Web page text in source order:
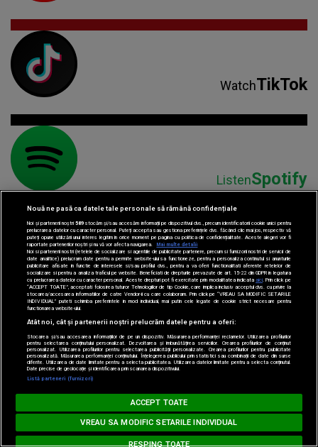
WatchTikTok
ListenSpotify
Parteneri:
Loading...
MUSIC NON STOP
#hitperepeat
Nouă ne pasă ca datele tale personale să rămână confidențiale
Noi și partenerii noștri589stocăm și/sau accesăm informații pe dispozitivul dvs., precum identificatorii cookie unici pentru
prelucrarea datelor cu caracter personal. Puteți accepta sau gestiona preferințele dvs. făcând clic mai jos, respectiv vă
puteți opune utilizării unui interes legitim în orice moment pe pagina cu politica de confidențialitate. Aceste alegeri vor fi
raportate partenerilor noștri și nu vă vor afecta navigarea.
Mai multe detalii
Noi si partenerii nostri (retelele de socializare si agentiile de publicitate partenere, precum si furnizorii nostri de servicii de
date analitice) prelucram date pentru a permite website-ului sa functioneze, pentru a personaliza continutul si anunturile
publicitare afisate in functie de interesele si/sau profilul dvs., pentru a va oferi functionalitati aferente retelelor de
socializare si pentru a analiza traficul pe website. Beneficiati de drepturile prevazute de art. 15-22 din GDPR in legatura
cu prelucrarea datelor cu caracter personal. Aceste drepturi pot fi exercitate prin modalitatea indicataaici . Prin click pe
“ACCEPT TOATE”, acceptati folosirea tuturor Tehnologiilor de tip Cookie, care implica inclusiv acceptul dvs. cu privire la
stocarea/accesarea informatiilor de catre Vendor-ii cu care colaboram. Prin click pe “VREAU SA MODIFIC SETARILE
INDIVIDUAL” puteti schimba preferintele in mod individual, mai putin cele legate de cookie strict necesare pentru
functionarea website-ului.
Atât noi, cât și partenerii noștri prelucrăm datele pentru a oferi:
Stocarea și/sau accesarea informațiilor de pe un dispozitiv. Măsurarea performanței reclamelor. Utilizarea profilurilor
pentru selectarea conținutului personalizat. Dezvoltarea și îmbunătățirea serviciilor. Crearea profilurilor de conținut
personalizat. Utilizarea profilurilor pentru selectarea publicității personalizate. Crearea profilurilor pentru publicitate
personalizată. Măsurarea performanței conținutului. Înțelegerea publicului prin statistici sau combinații de date din surse
diferite. Utilizarea de date limitate pentru a selecta publicitatea. Utilizarea datelor limitate pentru a selecta conținutul.
Date precise de geolocație și identificarea prin scanarea dispozitivului.
Listă parteneri (furnizori)
ACCEPT TOATE
RESPING TOATE
VREAU SA MODIFIC SETARILE INDIVIDUAL